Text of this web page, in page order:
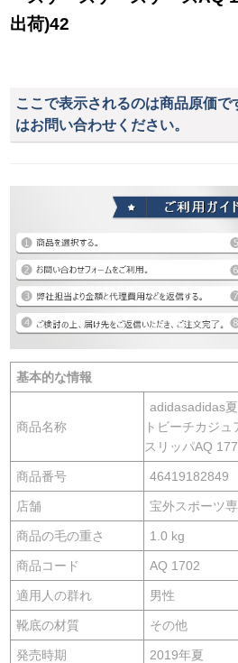
出荷)42
ここで表示されるのは商品原価
はお問い合わせください。
基本的な情報
商品名称
adidasadidas
トビーチカジ
スリッパAQ
商品番号 46419182849
店舗 宝外スポーツ
商品の毛の重さ 1.0 kg
商品コード AQ 1702
適用人の群れ 男性
靴底の材質 その他
発売時期 2019年夏